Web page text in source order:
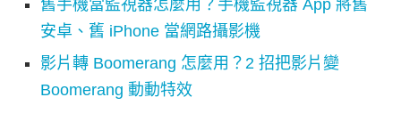
舊手機當監視器怎麼用？手機監視器 App 將舊
安卓、舊 iPhone 當網路攝影機
影片轉 Boomerang 怎麼用？2 招把影片變
Boomerang 動動特效